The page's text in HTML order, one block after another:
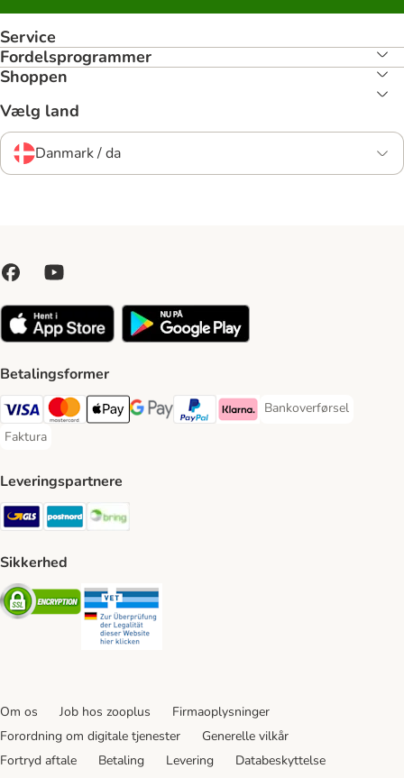
Service
Fordelsprogrammer
Shoppen
Vælg land
Danmark / da
Betalingsformer
VISA Payment Method
Mastercard Payment Method
Apply pay Payment Method
Google Pay Payment Method
paypal Payment Method
Klarna Payment Method
Bankoverførsel
Bankoverførsel
Faktura
Faktura Payment Method
Leveringspartnere
GLS Shipping Method
Postnord Shipping Method
Sikkerhed
Security
Om os Job hos zooplus
Firmaoplysninger
Forordning om digitale tjenester
Generelle vilkår
Fortryd aftale
Betaling Levering
Databeskyttelse